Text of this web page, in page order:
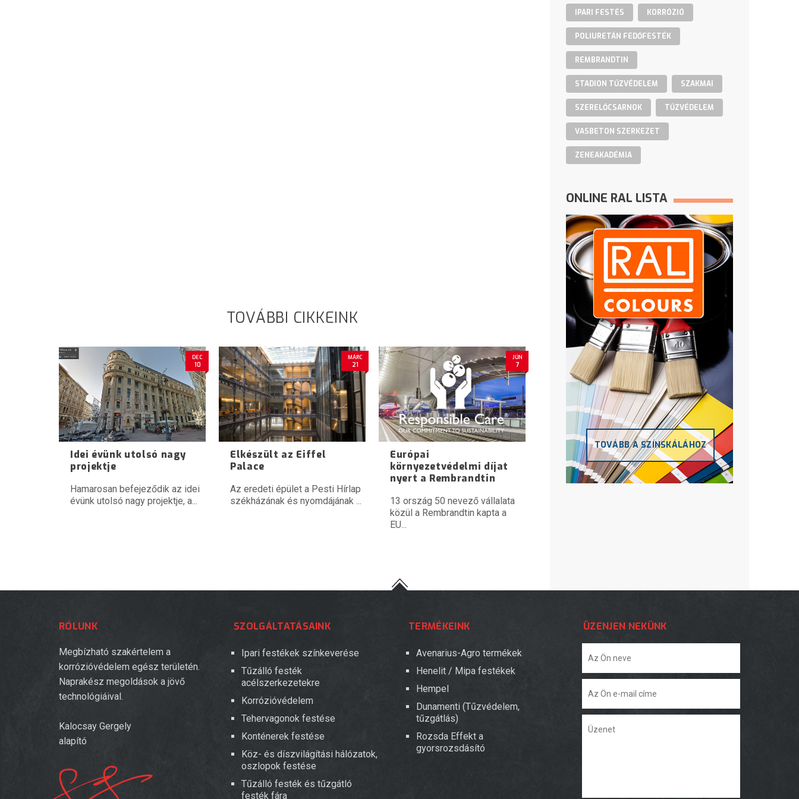
TOVÁBBI CIKKEINK
DEC
10
Idei évünk utolsó nagy
projektje
Hamarosan befejeződik az idei
évünk utolsó nagy projektje, a...
MÁRC
21
Elkészült az Eiffel
Palace
Az eredeti épület a Pesti Hírlap
székházának és nyomdájának ...
JÚN
7
Európai
környezetvédelmi díjat
nyert a Rembrandtin
13 ország 50 nevező vállalata
közül a Rembrandtin kapta a
EU...
IPARI FESTÉS KORRÓZIÓ
POLIURETÁN FEDŐFESTÉK
REMBRANDTIN
STADION TŰZVÉDELEM SZAKMAI
SZERELŐCSARNOK TŰZVÉDELEM
VASBETON SZERKEZET
ZENEAKADÉMIA
ONLINE RAL LISTA
TOVÁBB A SZÍNSKÁLÁHOZ
RÓLUNK
Megbízható szakértelem a
korrózióvédelem egész területén.
Naprakész megoldások a jövő
technológiáival.
Kalocsay Gergely
alapító
SZOLGÁLTATÁSAINK
Ipari festékek színkeverése
Tűzálló festék
acélszerkezetekre
Korrózióvédelem
Tehervagonok festése
Konténerek festése
Köz- és díszvilágítási hálózatok,
oszlopok festése
Tűzálló festék és tűzgátló
festék fára
TERMÉKEINK
Avenarius-Agro termékek
Henelit / Mipa festékek
Hempel
Dunamenti (Tűzvédelem,
tűzgátlás)
Rozsda Effekt a
gyorsrozsdásító
ÜZENJEN NEKÜNK